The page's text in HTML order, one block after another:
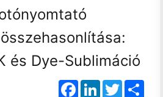
és Dye-Sublimáció
FacebookLinkedInTwitter